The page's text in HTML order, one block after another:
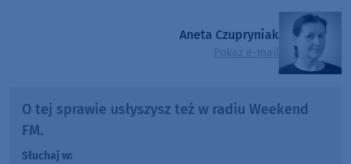
Aneta Czupryniak
Pokaż e-mail
O tej sprawie usłyszysz też w radiu Weekend
FM.
Słuchaj w: